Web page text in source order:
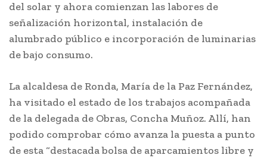
del solar y ahora comienzan las labores de
señalización horizontal, instalación de
alumbrado público e incorporación de luminarias
de bajo consumo.
La alcaldesa de Ronda, María de la Paz Fernández,
ha visitado el estado de los trabajos acompañada
de la delegada de Obras, Concha Muñoz. Allí, han
podido comprobar cómo avanza la puesta a punto
de esta “destacada bolsa de aparcamientos libre y